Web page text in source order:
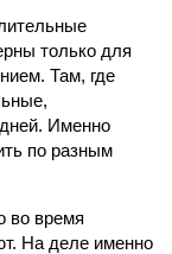
только для
Там, где
Именно
по разным
во время
На деле именно